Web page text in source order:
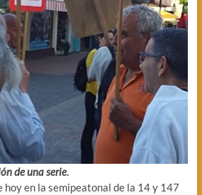
de una serie.
hoy en la semipeatonal de la 14 y 147